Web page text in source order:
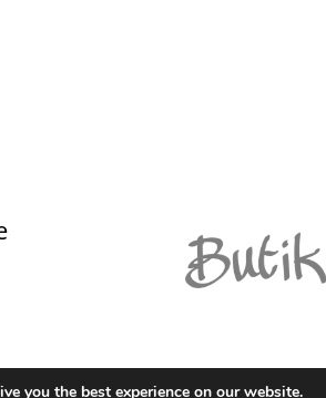
INTEGRITETSPOLICY
you the best experience on our website.